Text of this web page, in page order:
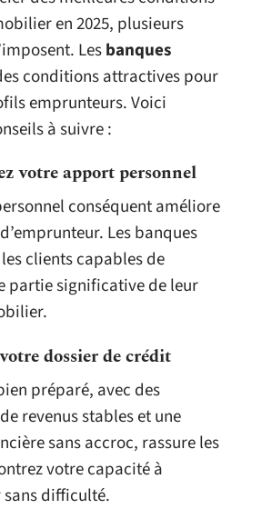
en 2025, plusieurs
Lesbanques
conditions attractives pour
emprunteurs. Voici
à suivre :
votre apport personnel
conséquent améliore
Les banques
clients capables de
partie significative de leur
dossier de crédit
préparé, avec des
revenus stables et une
sans accroc, rassure les
votre capacité à
difficulté.